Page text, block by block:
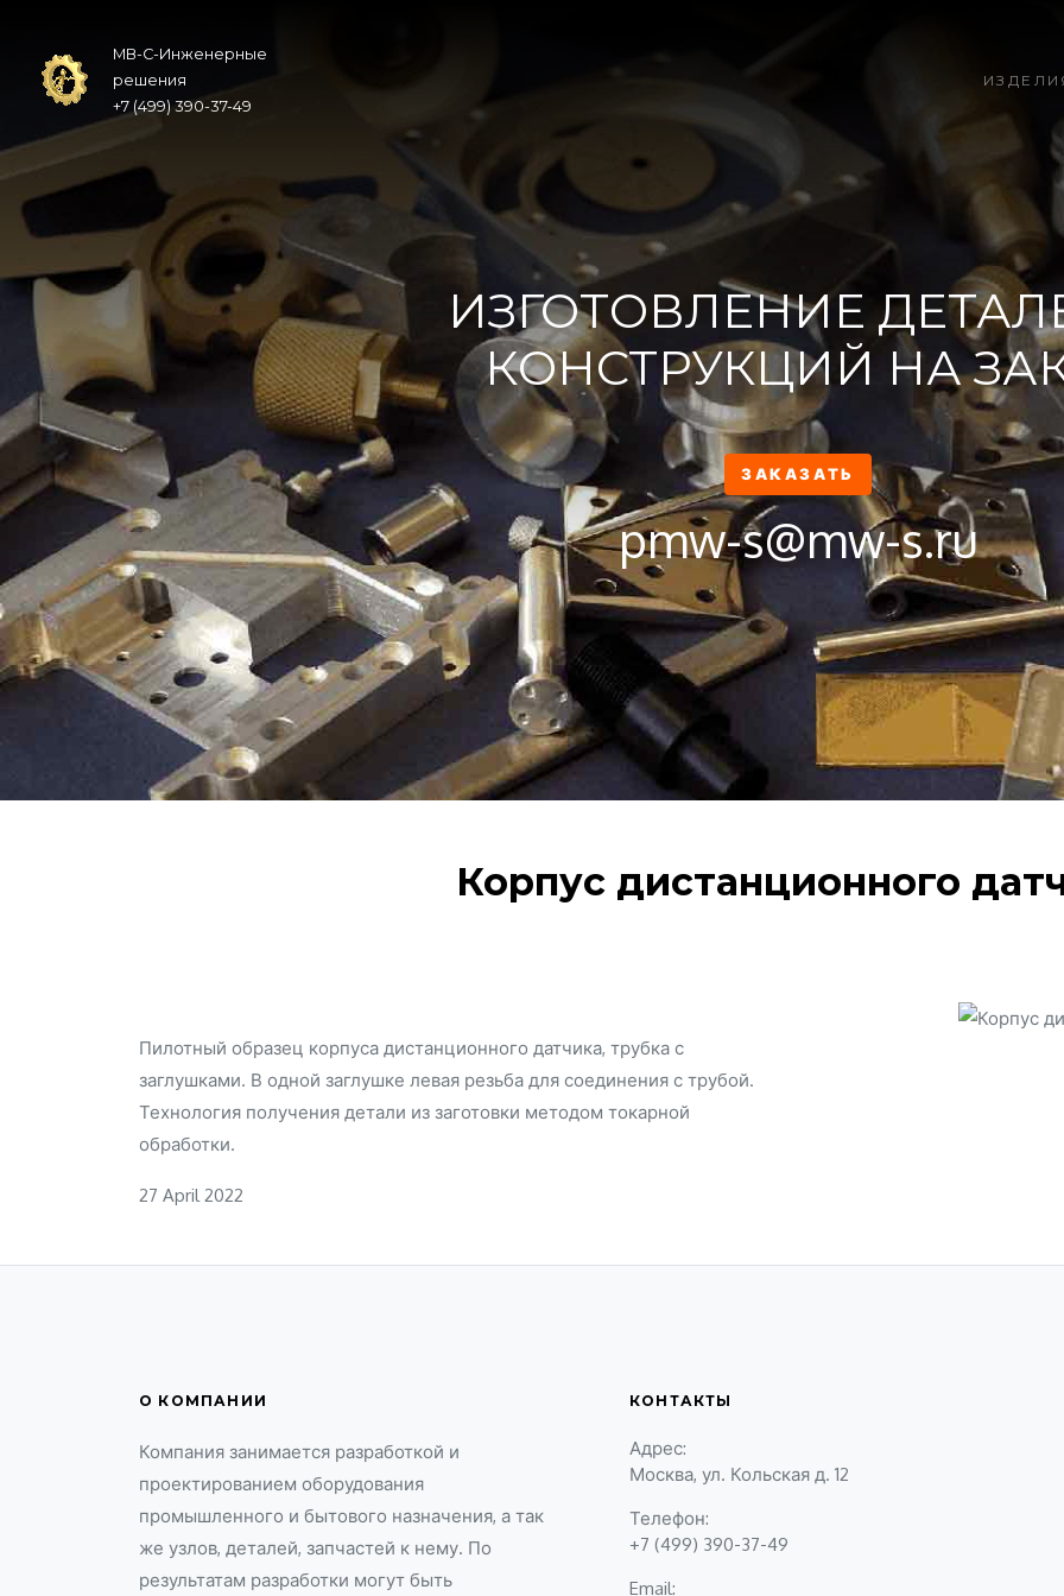
МВ-С-Инженерные
решения
+7 (499) 390-37-49
ИЗГОТОВЛЕНИЕ
КОНСТРУКЦИЙ НА
ЗАКАЗАТЬ
pmw-s@mw-s.ru
Корпус дистанционного
Пилотный образец корпуса дистанционного датчика, трубка с
заглушками. В одной заглушке левая резьба для соединения с трубой.
Технология получения детали из заготовки методом токарной
обработки.
27 April 2022
О КОМПАНИИ
Компания занимается разработкой и
проектированием оборудования
промышленного и бытового назначения, а так
же узлов, деталей, запчастей к нему. По
результатам разработки могут быть
КОНТАКТЫ
Адрес:
Москва, ул. Кольская д. 12
Телефон:
+7 (499) 390-37-49
Email: